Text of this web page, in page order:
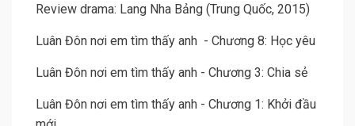
Review drama: Lang Nha Bảng (Trung Quốc, 2015)
Luân Đôn nơi em tìm thấy anh - Chương 8: Học yêu
Luân Đôn nơi em tìm thấy anh - Chương 3: Chia sẻ
Luân Đôn nơi em tìm thấy anh - Chương 1: Khởi đầu